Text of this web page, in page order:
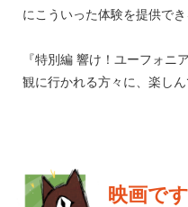
にこういった体験を提供で
『特別編 響け！ユーフォニ
観に行かれる方々に、楽し
映画です